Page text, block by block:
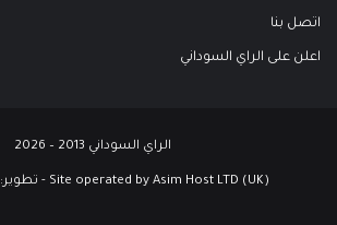
اتصل بنا
اعلن على الراي السوداني
الراي السوداني 2013 – 2026
Site operated by Asim Host LTD (UK) - تطوير: